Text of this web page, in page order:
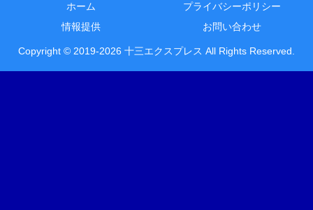
ホーム
プライバシーポリシー
情報提供
お問い合わせ
Copyright © 2019-2026 十三エクスプレス All Rights Reserved.